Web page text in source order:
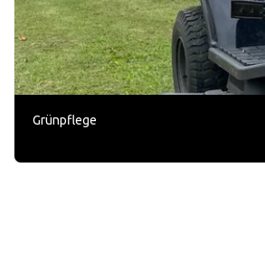
Grünpflege